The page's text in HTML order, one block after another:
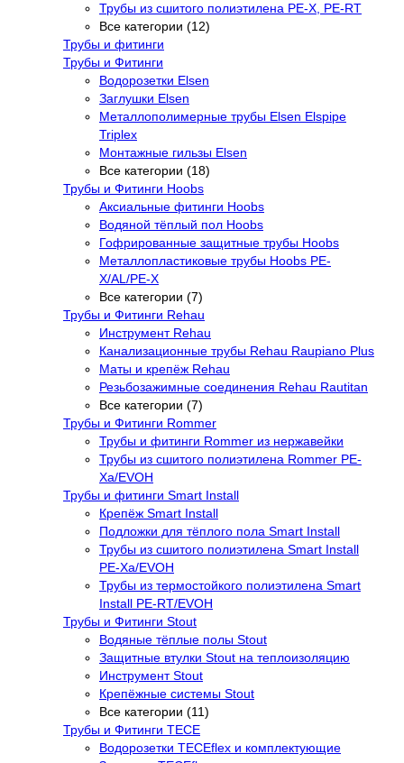
Трубы из сшитого полиэтилена PE-X, PE-RT
Все категории (12)
Трубы и фитинги
Трубы и Фитинги
Водорозетки Elsen
Заглушки Elsen
Металлополимерные трубы Elsen Elspipe
Triplex
Монтажные гильзы Elsen
Все категории (18)
Трубы и Фитинги Hoobs
Аксиальные фитинги Hoobs
Водяной тёплый пол Hoobs
Гофрированные защитные трубы Hoobs
Металлопластиковые трубы Hoobs PE-
X/AL/PE-X
Все категории (7)
Трубы и Фитинги Rehau
Инструмент Rehau
Канализационные трубы Rehau Raupiano Plus
Маты и крепёж Rehau
Резьбозажимные соединения Rehau Rautitan
Все категории (7)
Трубы и Фитинги Rommer
Трубы и фитинги Rommer из нержавейки
Трубы из сшитого полиэтилена Rommer PE-
Xa/EVOH
Трубы и фитинги Smart Install
Крепёж Smart Install
Подложки для тёплого пола Smart Install
Трубы из сшитого полиэтилена Smart Install
PE-Xa/EVOH
Трубы из термостойкого полиэтилена Smart
Install PE-RT/EVOH
Трубы и Фитинги Stout
Водяные тёплые полы Stout
Защитные втулки Stout на теплоизоляцию
Инструмент Stout
Крепёжные системы Stout
Все категории (11)
Трубы и Фитинги TECE
Водорозетки TECEflex и комплектующие